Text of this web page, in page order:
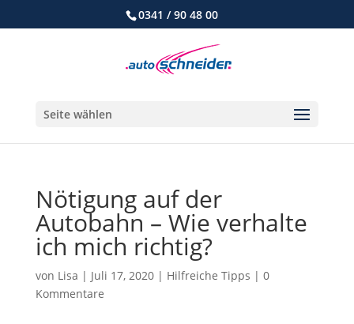
0341 / 90 48 00
Seite wählen
Nötigung auf der
Autobahn – Wie verhalte
ich mich richtig?
von Lisa | Juli 17, 2020| Hilfreiche Tipps | 0
Kommentare